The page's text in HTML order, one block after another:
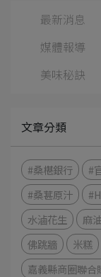
最新消息
媒體報導
美味秘訣
文章分類
#桑椹銀行 #
#桑葚原汁
水滷花生
麻
佛跳牆
米糕
嘉義縣商圈聯合